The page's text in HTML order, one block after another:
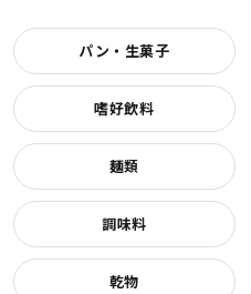
パン・生菓子
嗜好飲料
麺類
調味料
乾物